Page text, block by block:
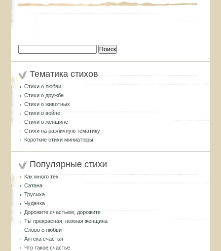
Тематика стихов
Стихи о любви
Стихи о дружбе
Стихи о животных
Стихи о войне
Стихи о женщине
Стихи на различную тематику
Короткие стихи миниатюры
Популярные стихи
Как много тех
Сатана
Трусиха
Чудачка
Дорожите счастьем, дорожите
Ты прекрасная, нежная женщина
Слово о любви
Аптека счастья
Что такое счастье